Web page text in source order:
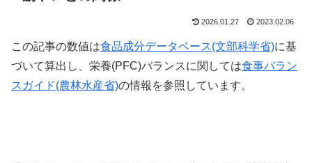
2026.01.27 2023.02.06
この記事の数値は食品成分データベース(文部科学省)に基
づいて算出し、栄養(PFC)バランスに関しては食事バラン
スガイド(農林水産省)の情報を参照しています。